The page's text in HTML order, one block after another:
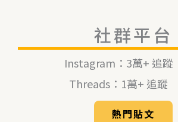
社群平台
Instagram：3萬+ 追蹤
Threads：1萬+ 追蹤
熱門貼文